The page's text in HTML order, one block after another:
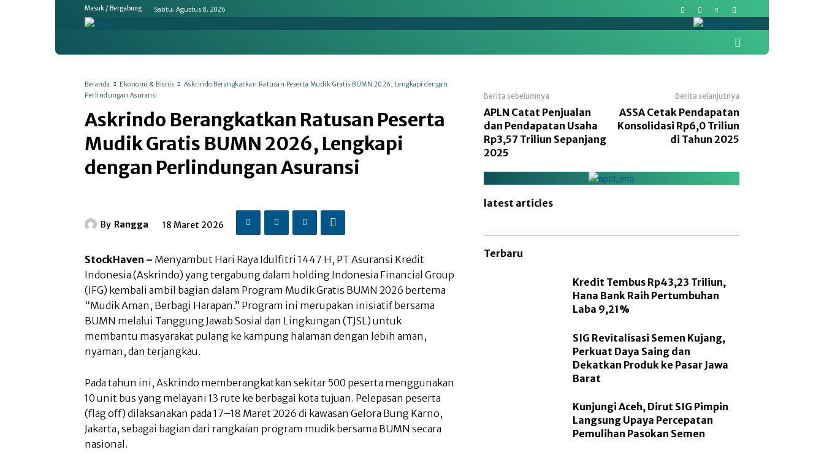
Masuk / Bergabung Sabtu, Agustus 8, 2026
Beranda Ekonomi & Bisnis
Askrindo Berangkatkan Ratusan Peserta Mudik Gratis BUMN 2026, Lengkapi dengan
Perlindungan Asuransi
Askrindo Berangkatkan Ratusan Peserta
Mudik Gratis BUMN 2026, Lengkapi
dengan Perlindungan Asuransi
By Rangga 18 Maret 2026
StockHaven – Menyambut Hari Raya Idulfitri 1447 H, PT Asuransi Kredit
Indonesia (Askrindo) yang tergabung dalam holding Indonesia Financial Group
(IFG) kembali ambil bagian dalam Program Mudik Gratis BUMN 2026 bertema
“Mudik Aman, Berbagi Harapan.” Program ini merupakan inisiatif bersama
BUMN melalui Tanggung Jawab Sosial dan Lingkungan (TJSL) untuk
membantu masyarakat pulang ke kampung halaman dengan lebih aman,
nyaman, dan terjangkau.
Pada tahun ini, Askrindo memberangkatkan sekitar 500 peserta menggunakan
10 unit bus yang melayani 13 rute ke berbagai kota tujuan. Pelepasan peserta
(flag off) dilaksanakan pada 17–18 Maret 2026 di kawasan Gelora Bung Karno,
Jakarta, sebagai bagian dari rangkaian program mudik bersama BUMN secara
nasional.
Berita sebelumnya
APLN Catat Penjualan
dan Pendapatan Usaha
Rp3,57 Triliun Sepanjang
2025
Berita selanjutnya
ASSA Cetak Pendapatan
Konsolidasi Rp6,0 Triliun
di Tahun 2025
latest articles
Terbaru
Kredit Tembus Rp43,23 Triliun,
Hana Bank Raih Pertumbuhan
Laba 9,21%
SIG Revitalisasi Semen Kujang,
Perkuat Daya Saing dan
Dekatkan Produk ke Pasar Jawa
Barat
Kunjungi Aceh, Dirut SIG Pimpin
Langsung Upaya Percepatan
Pemulihan Pasokan Semen